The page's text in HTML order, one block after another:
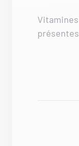
Vitamines
présentes